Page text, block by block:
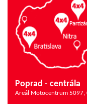
Poprad - centrála
Areál Motocentrum 5097,